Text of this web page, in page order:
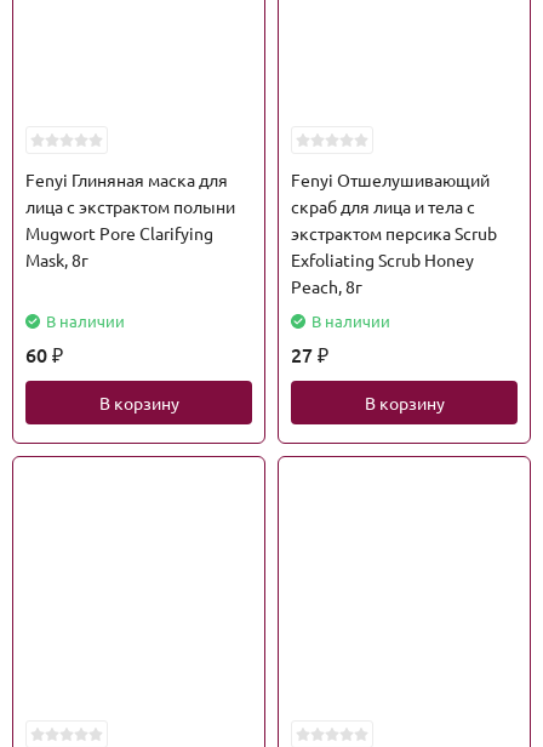
Fenyi Глиняная маска для
лица с экстрактом полыни
Mugwort Pore Clarifying
Mask, 8г
В наличии
60 ₽
В корзину
Fenyi Отшелушивающий
скраб для лица и тела с
экстрактом персика Scrub
Exfoliating Scrub Honey
Peach, 8г
В наличии
27 ₽
В корзину